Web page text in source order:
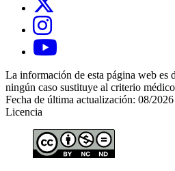
La información de esta página web es
ningún caso sustituye al criterio
Fecha de última actualización: 08/2026
Licencia